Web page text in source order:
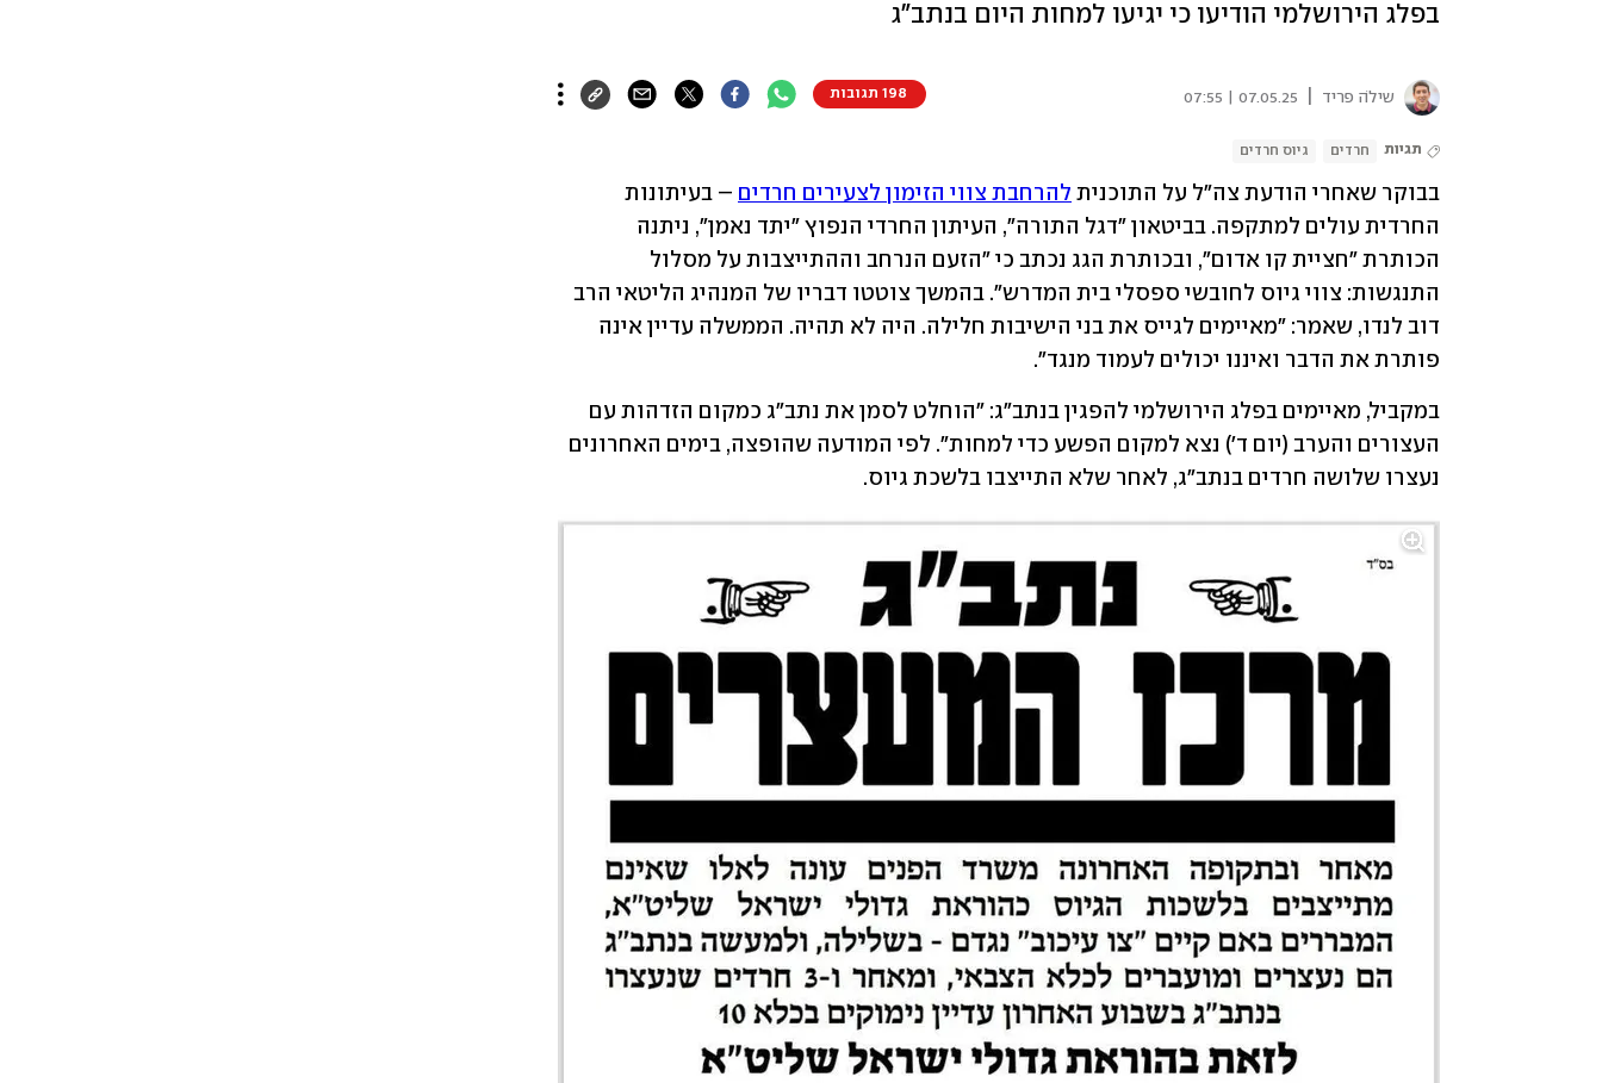
בפלג הירושלמי הודיעו כי יגיעו למחות היום בנתב"ג
שילֹה פריד 07.05.25 | 07:55 198 תגובות
תגיות חרדים גיוס חרדים
בבוקר שאחרי הודעת צה"ל על התוכנית להרחבת צווי הזימון לצעירים חרדים
פותרת את הדבר ואיננו יכולים לעמוד מנגד".
נעצרו שלושה חרדים בנתב"ג, לאחר שלא התייצבו בלשכת גיוס.